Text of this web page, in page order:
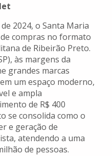
2024, o Santa Maria
compras no formato
de Ribeirão Preto.
às margens da
grandes marcas
um espaço moderno,
e ampla
de R$ 400
se consolida como o
e geração de
atendendo a uma
de pessoas.